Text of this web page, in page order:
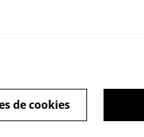
Qui sommes-nous ?
de cookies